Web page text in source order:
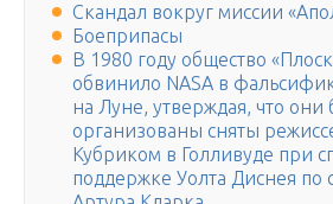
Скандал вокруг миссии
Боеприпасы
В 1980 году общество
обвинило NASA в
на Луне, утверждая, что они
организованы сняты
Кубриком в Голливуде при
поддержке Уолта Диснея по